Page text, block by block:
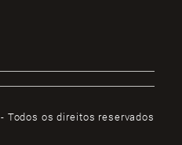
- Todos os direitos reservados